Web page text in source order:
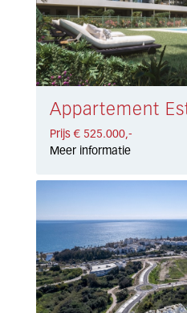
Prijs € 525.000,-
Meer informatie